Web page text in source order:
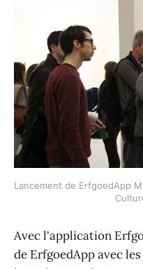
Lancement de ErfgoedApp
Avec l'application
de ErfgoedApp avec